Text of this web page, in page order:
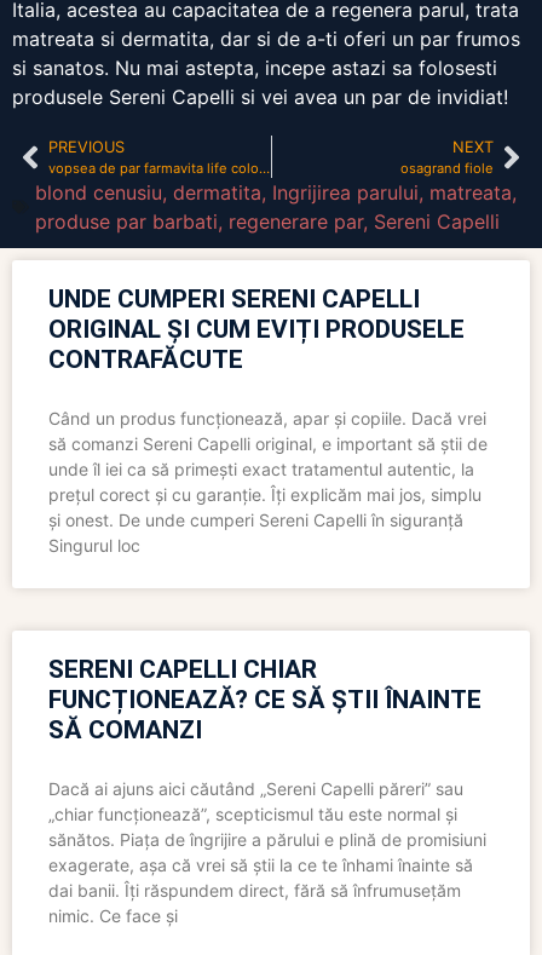
Italia, acestea au capacitatea de a regenera parul, trata
matreata si dermatita, dar si de a-ti oferi un par frumos
si sanatos. Nu mai astepta, incepe astazi sa folosesti
produsele Sereni Capelli si vei avea un par de invidiat!
PREVIOUS
vopsea de par farmavita life color plus
NEXT
osagrand fiole
blond cenusiu, dermatita, Ingrijirea parului, matreata,
produse par barbati, regenerare par, Sereni Capelli
UNDE CUMPERI SERENI CAPELLI
ORIGINAL ȘI CUM EVIȚI PRODUSELE
CONTRAFĂCUTE
Când un produs funcționează, apar și copiile. Dacă vrei
să comanzi Sereni Capelli original, e important să știi de
unde îl iei ca să primești exact tratamentul autentic, la
prețul corect și cu garanție. Îți explicăm mai jos, simplu
și onest. De unde cumperi Sereni Capelli în siguranță
Singurul loc
SERENI CAPELLI CHIAR
FUNCȚIONEAZĂ? CE SĂ ȘTII ÎNAINTE
SĂ COMANZI
Dacă ai ajuns aici căutând „Sereni Capelli păreri” sau
„chiar funcționează”, scepticismul tău este normal și
sănătos. Piața de îngrijire a părului e plină de promisiuni
exagerate, așa că vrei să știi la ce te înhami înainte să
dai banii. Îți răspundem direct, fără să înfrumusețăm
nimic. Ce face și